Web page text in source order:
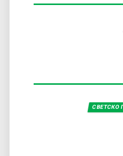
СВЕТСКО